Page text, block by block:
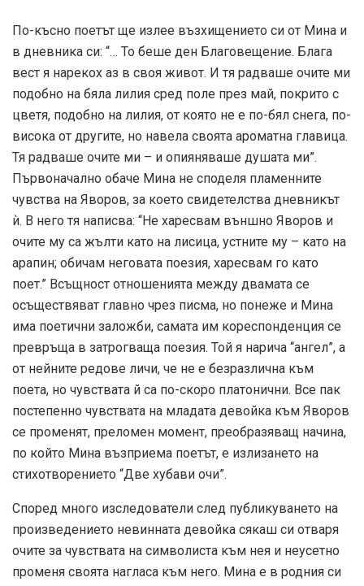
По-късно поетът ще излее възхищението си от Мина и
в дневника си: “… То беше ден Благовещение. Блага
вест я нарекох аз в своя живот. И тя радваше очите ми
подобно на бяла лилия сред поле през май, покрито с
цветя, подобно на лилия, от която не е по-бял снега, по-
висока от другите, но навела своята ароматна главица.
Тя радваше очите ми – и опияняваше душата ми”.
Първоначално обаче Мина не споделя пламенните
чувства на Яворов, за което свидетелства дневникът
ѝ. В него тя написва: “Не харесвам външно Яворов и
очите му са жълти като на лисица, устните му – като на
арапин; обичам неговата поезия, харесвам го като
поет.” Всъщност отношенията между двамата се
осъществяват главно чрез писма, но понеже и Мина
има поетични заложби, самата им кореспонденция се
превръща в затрогваща поезия. Той я нарича “ангел”, а
от нейните редове личи, че не е безразлична към
поета, но чувствата й са по-скоро платонични. Все пак
постепенно чувствата на младата девойка към Яворов
се променят, преломен момент, преобразяващ начина,
по който Мина възприема поетът, е излизането на
стихотворението “Две хубави очи”.
Според много изследователи след публикуването на
произведението невинната девойка сякаш си отваря
очите за чувствата на символиста към нея и неусетно
променя своята нагласа към него. Мина е в родния си